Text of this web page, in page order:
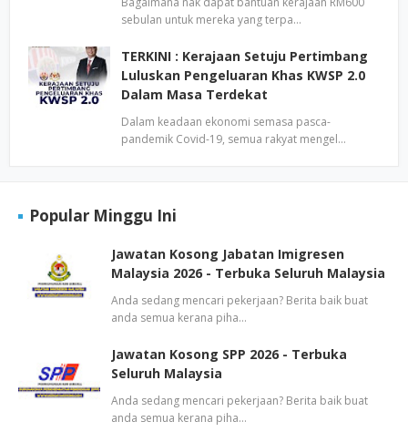
sebulan untuk mereka yang terpa…
TERKINI : Kerajaan Setuju Pertimbang
Luluskan Pengeluaran Khas KWSP 2.0
Dalam Masa Terdekat
Dalam keadaan ekonomi semasa pasca-
pandemik Covid-19, semua rakyat mengel…
Popular Minggu Ini
Jawatan Kosong Jabatan Imigresen
Malaysia 2026 - Terbuka Seluruh Malaysia
Anda sedang mencari pekerjaan? Berita baik buat
anda semua kerana piha…
Jawatan Kosong SPP 2026 - Terbuka
Seluruh Malaysia
Anda sedang mencari pekerjaan? Berita baik buat
anda semua kerana piha…